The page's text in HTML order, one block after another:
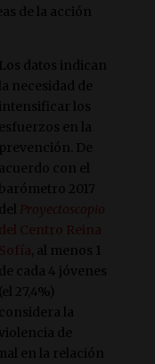
de la acción
Los datos indican
la necesidad de
intensificar los
esfuerzos en la
prevención. De
acuerdo con el
barómetro 2017
del Proyectoscopio
del Centro Reina
Sofía , al menos 1
de cada 4 jóvenes
(el 27,4%)
considera la
violencia de
en la relación